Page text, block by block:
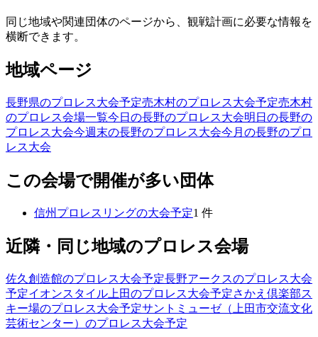
同じ地域や関連団体のページから、観戦計画に必要な情報を
横断できます。
地域ページ
長野県のプロレス大会予定売木村のプロレス大会予定売木村
のプロレス会場一覧今日の長野のプロレス大会明日の長野の
プロレス大会今週末の長野のプロレス大会今月の長野のプロ
レス大会
この会場で開催が多い団体
信州プロレスリングの大会予定1 件
近隣・同じ地域のプロレス会場
佐久創造館のプロレス大会予定長野アークスのプロレス大会
予定イオンスタイル上田のプロレス大会予定さかえ倶楽部ス
キー場のプロレス大会予定サントミューゼ（上田市交流文化
芸術センター） のプロレス大会予定